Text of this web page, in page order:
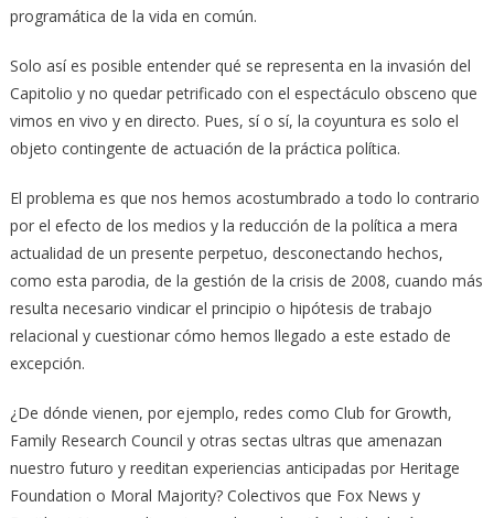
programática de la vida en común.
Solo así es posible entender qué se representa en la invasión del
Capitolio y no quedar petrificado con el espectáculo obsceno que
vimos en vivo y en directo. Pues, sí o sí, la coyuntura es solo el
objeto contingente de actuación de la práctica política.
El problema es que nos hemos acostumbrado a todo lo contrario
por el efecto de los medios y la reducción de la política a mera
actualidad de un presente perpetuo, desconectando hechos,
como esta parodia, de la gestión de la crisis de 2008, cuando más
resulta necesario vindicar el principio o hipótesis de trabajo
relacional y cuestionar cómo hemos llegado a este estado de
excepción.
¿De dónde vienen, por ejemplo, redes como Club for Growth,
Family Research Council y otras sectas ultras que amenazan
nuestro futuro y reeditan experiencias anticipadas por Heritage
Foundation o Moral Majority? Colectivos que Fox News y